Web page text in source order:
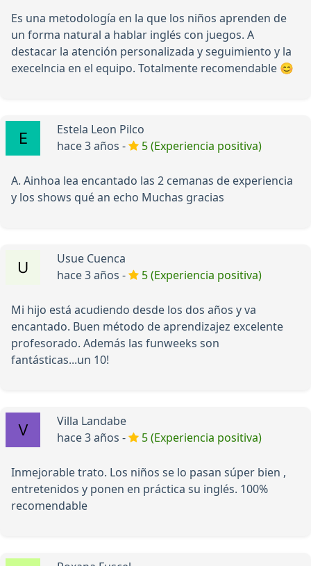
Es una metodología en la que los niños aprenden de
un forma natural a hablar inglés con juegos. A
destacar la atención personalizada y seguimiento y la
execelncia en el equipo. Totalmente recomendable 😊
Estela Leon Pilco
hace 3 años -
5 (Experiencia positiva)
A. Ainhoa lea encantado las 2 cemanas de experiencia
y los shows qué an echo Muchas gracias
Usue Cuenca
hace 3 años -
5 (Experiencia positiva)
Mi hijo está acudiendo desde los dos años y va
encantado. Buen método de aprendizajez excelente
profesorado. Además las funweeks son
fantásticas...un 10!
Villa Landabe
hace 3 años -
5 (Experiencia positiva)
Inmejorable trato. Los niños se lo pasan súper bien ,
entretenidos y ponen en práctica su inglés. 100%
recomendable